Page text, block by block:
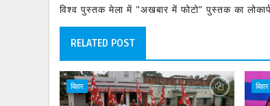
विश्व पुस्तक मेला में "अखबार में फोटो” पुस्तक का
RELATED POST
बिहार बिहार